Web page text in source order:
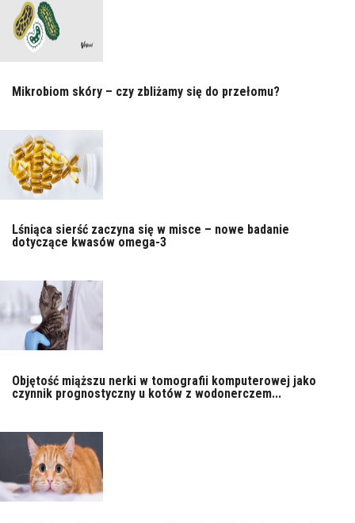
Mikrobiom skóry – czy zbliżamy się do przełomu?
Lśniąca sierść zaczyna się w misce – nowe badanie
dotyczące kwasów omega-3
Objętość miąższu nerki w tomografii komputerowej jako
czynnik prognostyczny u kotów z wodonerczem...